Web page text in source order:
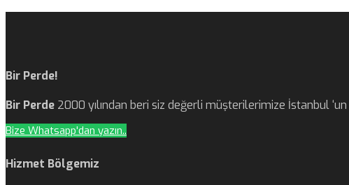
Bir Perde!
Bir Perde 2000 yılından beri siz değerli müşterilerimize İstanbul
Bize Whatsapp'dan yazın..
Hizmet Bölgemiz